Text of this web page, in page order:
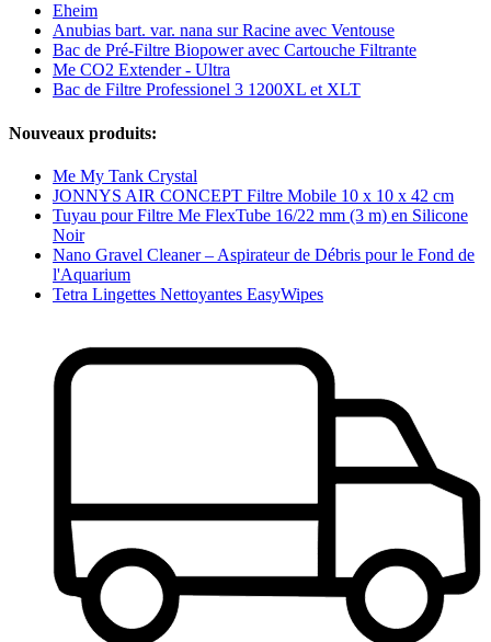
Eheim
Anubias bart. var. nana sur Racine avec Ventouse
Bac de Pré-Filtre Biopower avec Cartouche Filtrante
Me CO2 Extender - Ultra
Bac de Filtre Professionel 3 1200XL et XLT
Nouveaux produits:
Me My Tank Crystal
JONNYS AIR CONCEPT Filtre Mobile 10 x 10 x 42 cm
Tuyau pour Filtre Me FlexTube 16/22 mm (3 m) en Silicone
Noir
Nano Gravel Cleaner – Aspirateur de Débris pour le Fond de
l'Aquarium
Tetra Lingettes Nettoyantes EasyWipes